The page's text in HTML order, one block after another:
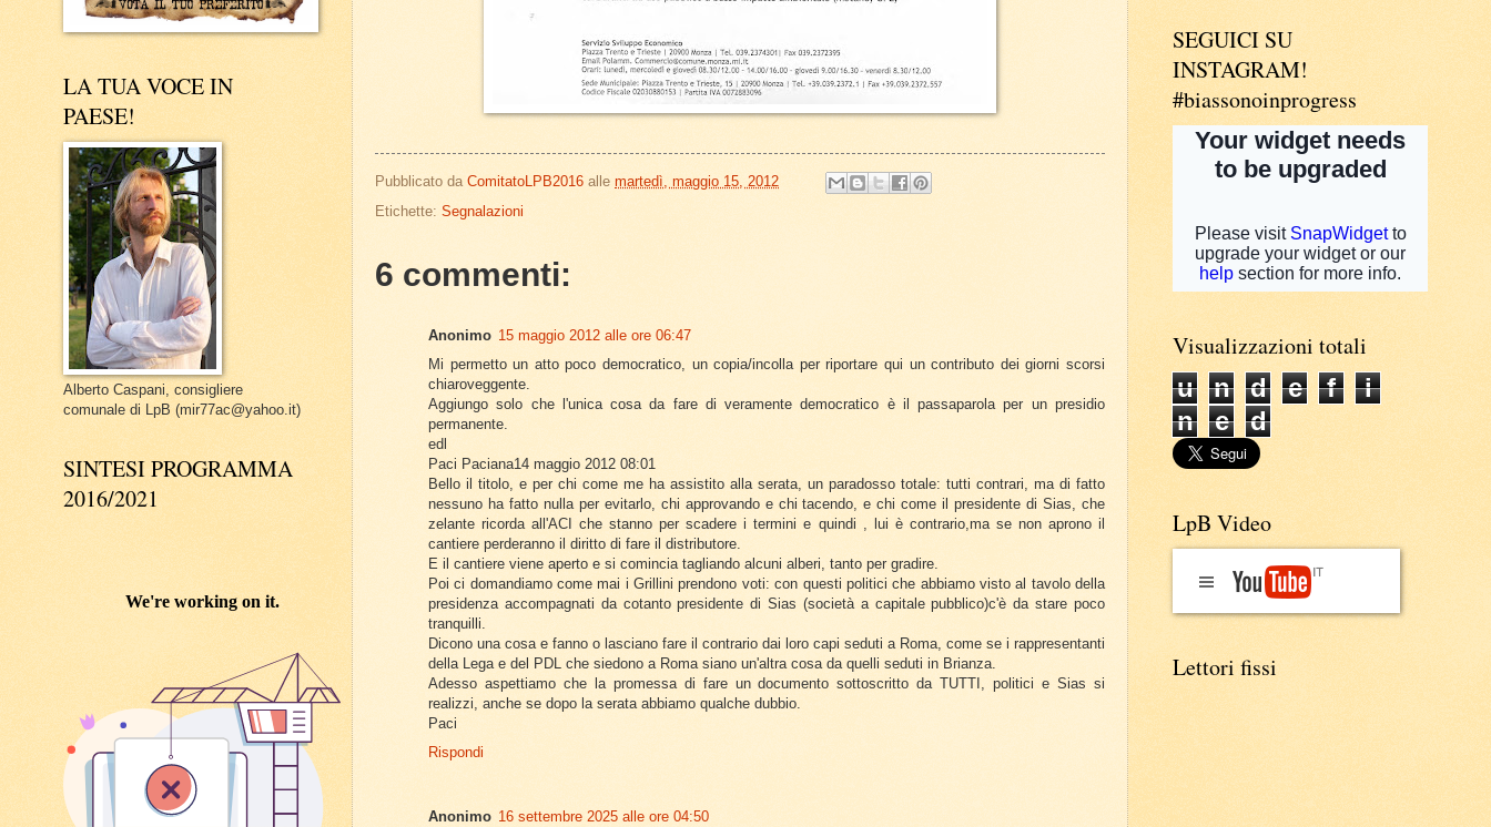
Pubblicato da ComitatoLPB2016 alle martedì, maggio 15, 2012
Etichette: Segnalazioni
6 commenti:
Anonimo 15 maggio 2012 alle ore 06:47
Mi permetto un atto poco democratico, un copia/incolla per riportare qui un contributo dei giorni scorsi
chiaroveggente.
Aggiungo solo che l'unica cosa da fare di veramente democratico è il passaparola per un presidio
permanente.
edl
Paci Paciana14 maggio 2012 08:01
Bello il titolo, e per chi come me ha assistito alla serata, un paradosso totale: tutti contrari, ma di fatto
nessuno ha fatto nulla per evitarlo, chi approvando e chi tacendo, e chi come il presidente di Sias, che
zelante ricorda all'ACI che stanno per scadere i termini e quindi , lui è contrario,ma se non aprono il
cantiere perderanno il diritto di fare il distributore.
E il cantiere viene aperto e si comincia tagliando alcuni alberi, tanto per gradire.
Poi ci domandiamo come mai i Grillini prendono voti: con questi politici che abbiamo visto al tavolo della
presidenza accompagnati da cotanto presidente di Sias (società a capitale pubblico)c'è da stare poco
tranquilli.
Dicono una cosa e fanno o lasciano fare il contrario dai loro capi seduti a Roma, come se i rappresentanti
della Lega e del PDL che siedono a Roma siano un'altra cosa da quelli seduti in Brianza.
Adesso aspettiamo che la promessa di fare un documento sottoscritto da TUTTI, politici e Sias si
realizzi, anche se dopo la serata abbiamo qualche dubbio.
Paci
Rispondi
Anonimo 16 settembre 2025 alle ore 04:50
LA TUA VOCE IN
PAESE!
Alberto Caspani, consigliere
comunale di LpB (mir77ac@yahoo.it)
SINTESI PROGRAMMA
2016/2021
SEGUICI SU
INSTAGRAM!
#biassonoinprogress
Visualizzazioni totali
u
n d e f
i
n
e d
LpB Video
Lettori fissi